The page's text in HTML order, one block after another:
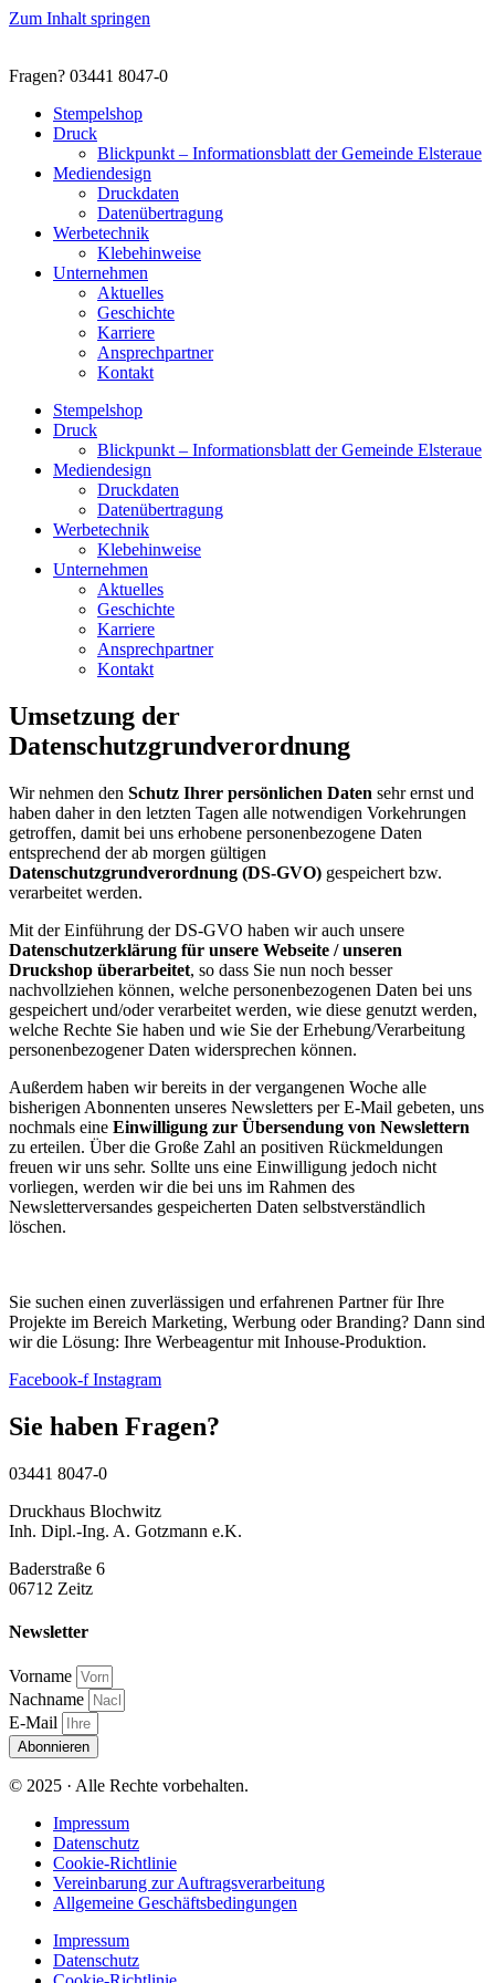
Zum Inhalt springen
Fragen? 03441 8047-0
Stempelshop
Druck
Blickpunkt – Informationsblatt der Gemeinde Elsteraue
Mediendesign
Druckdaten
Datenübertragung
Werbetechnik
Klebehinweise
Unternehmen
Aktuelles
Geschichte
Karriere
Ansprechpartner
Kontakt
Stempelshop
Druck
Blickpunkt – Informationsblatt der Gemeinde Elsteraue
Mediendesign
Druckdaten
Datenübertragung
Werbetechnik
Klebehinweise
Unternehmen
Aktuelles
Geschichte
Karriere
Ansprechpartner
Kontakt
Umsetzung der
Datenschutzgrundverordnung
Wir nehmen den Schutz Ihrer persönlichen Daten sehr ernst und
haben daher in den letzten Tagen alle notwendigen Vorkehrungen
getroffen, damit bei uns erhobene personenbezogene Daten
entsprechend der ab morgen gültigen
Datenschutzgrundverordnung (DS-GVO) gespeichert bzw.
verarbeitet werden.
Mit der Einführung der DS-GVO haben wir auch unsere
Datenschutzerklärung für unsere Webseite / unseren
Druckshop überarbeitet, so dass Sie nun noch besser
nachvollziehen können, welche personenbezogenen Daten bei uns
gespeichert und/oder verarbeitet werden, wie diese genutzt werden,
welche Rechte Sie haben und wie Sie der Erhebung/Verarbeitung
personenbezogener Daten widersprechen können.
Außerdem haben wir bereits in der vergangenen Woche alle
bisherigen Abonnenten unseres Newsletters per E-Mail gebeten, uns
nochmals eine Einwilligung zur Übersendung von Newslettern
zu erteilen. Über die Große Zahl an positiven Rückmeldungen
freuen wir uns sehr. Sollte uns eine Einwilligung jedoch nicht
vorliegen, werden wir die bei uns im Rahmen des
Newsletterversandes gespeicherten Daten selbstverständlich
löschen.
Sie suchen einen zuverlässigen und erfahrenen Partner für Ihre
Projekte im Bereich Marketing, Werbung oder Branding? Dann sind
wir die Lösung: Ihre Werbeagentur mit Inhouse-Produktion.
Facebook-f Instagram
Sie haben Fragen?
03441 8047-0
Druckhaus Blochwitz
Inh. Dipl.-Ing. A. Gotzmann e.K.
Baderstraße 6
06712 Zeitz
Newsletter
Vorname
Nachname
E-Mail
Abonnieren
© 2025 · Alle Rechte vorbehalten.
Impressum
Datenschutz
Cookie-Richtlinie
Vereinbarung zur Auftragsverarbeitung
Allgemeine Geschäftsbedingungen
Impressum
Datenschutz